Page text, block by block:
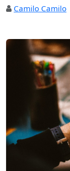
Camilo Camilo